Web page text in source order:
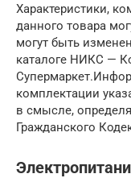
Xарактеристики,
данного товара
могут быть
каталоге НИКС —
комплектации
в смысле,
Гражданского